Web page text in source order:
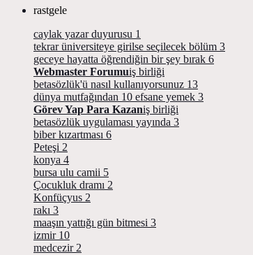
rastgele
caylak yazar duyurusu 1
tekrar üniversiteye girilse seçilecek bölüm 3
geceye hayatta öğrendiğin bir şey bırak 6
Webmaster Forumuiş birliği
betasözlük'ü nasıl kullanıyorsunuz 13
dünya mutfağından 10 efsane yemek 3
Görev Yap Para Kazaniş birliği
betasözlük uygulaması yayında 3
biber kızartması 6
Peteşi 2
konya 4
bursa ulu camii 5
Çocukluk dramı 2
Konfüçyus 2
rakı 3
maaşın yattığı gün bitmesi 3
izmir 10
medcezir 2